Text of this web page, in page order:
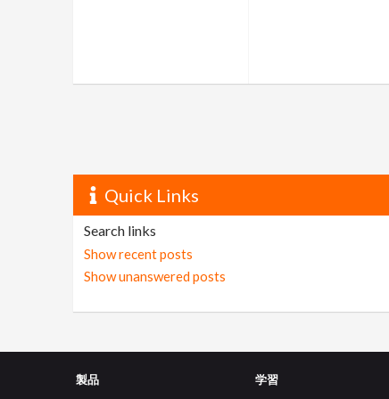
Quick Links
Search links
Show recent posts
Show unanswered posts
製品 学習